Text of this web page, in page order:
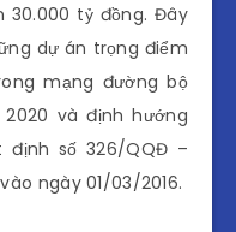
30.000 tỷ đồng. Đây
dự án trọng điểm
mạng đường bộ
và định hướng
định số 326/QQĐ –
ngày 01/03/2016.